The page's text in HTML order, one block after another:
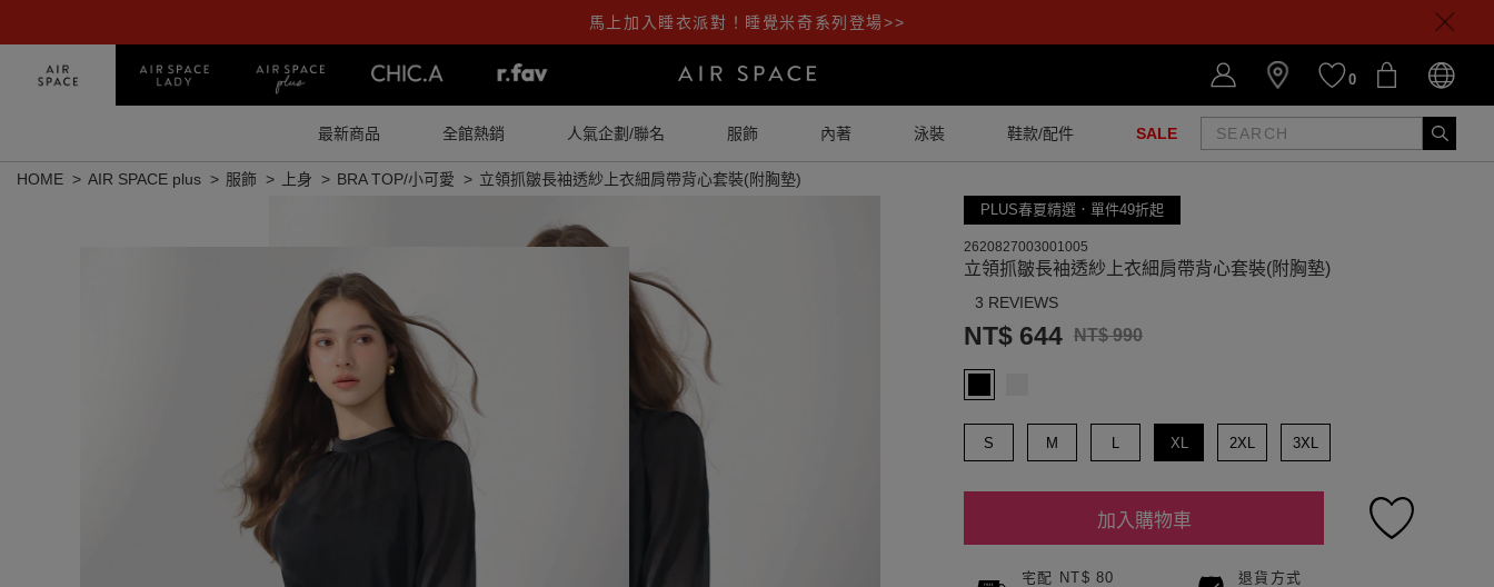
馬上加入睡衣派對！睡覺米奇系列登場>>
0
最新商品 全館熱銷 人氣企劃/聯名 服飾 內著 泳裝 鞋款/配件 SALE
HOME AIR SPACE plus 服飾 上身 BRA TOP/小可愛 立領抓皺長袖透紗上衣細肩帶背心套裝(附胸墊)
PLUS春夏精選．單件49折起
2620827003001005
立領抓皺長袖透紗上衣細肩帶背心套裝(附胸墊)
3 REVIEWS
NT$ 644 NT$ 990
S M L XL 2XL 3XL
加入購物車
宅配 NT$ 80
退貨方式